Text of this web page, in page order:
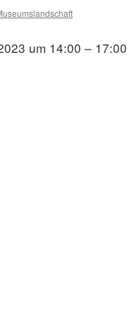
um 14:00 – 17:00